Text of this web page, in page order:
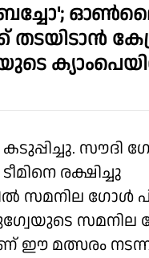
ബച്ചോ';
തടയിടാൻ
സൗദി
രക്ഷിച്ചു
സമനില ഗോൾ
സമനില
ഈ മത്സരം